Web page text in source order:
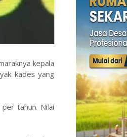
kepala
kades yang
tahun. Nilai